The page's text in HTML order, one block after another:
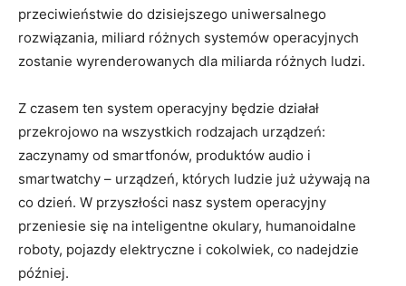
przeciwieństwie do dzisiejszego uniwersalnego
rozwiązania, miliard różnych systemów operacyjnych
zostanie wyrenderowanych dla miliarda różnych ludzi.
Z czasem ten system operacyjny będzie działał
przekrojowo na wszystkich rodzajach urządzeń:
zaczynamy od smartfonów, produktów audio i
smartwatchy – urządzeń, których ludzie już używają na
co dzień. W przyszłości nasz system operacyjny
przeniesie się na inteligentne okulary, humanoidalne
roboty, pojazdy elektryczne i cokolwiek, co nadejdzie
później.